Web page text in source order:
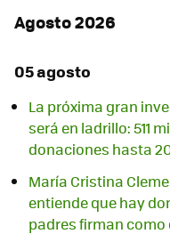
Agosto 2026
05 agosto
La próxima gran
será en ladrillo: 511
donaciones hasta
María Cristina
entiende que hay
padres firman como